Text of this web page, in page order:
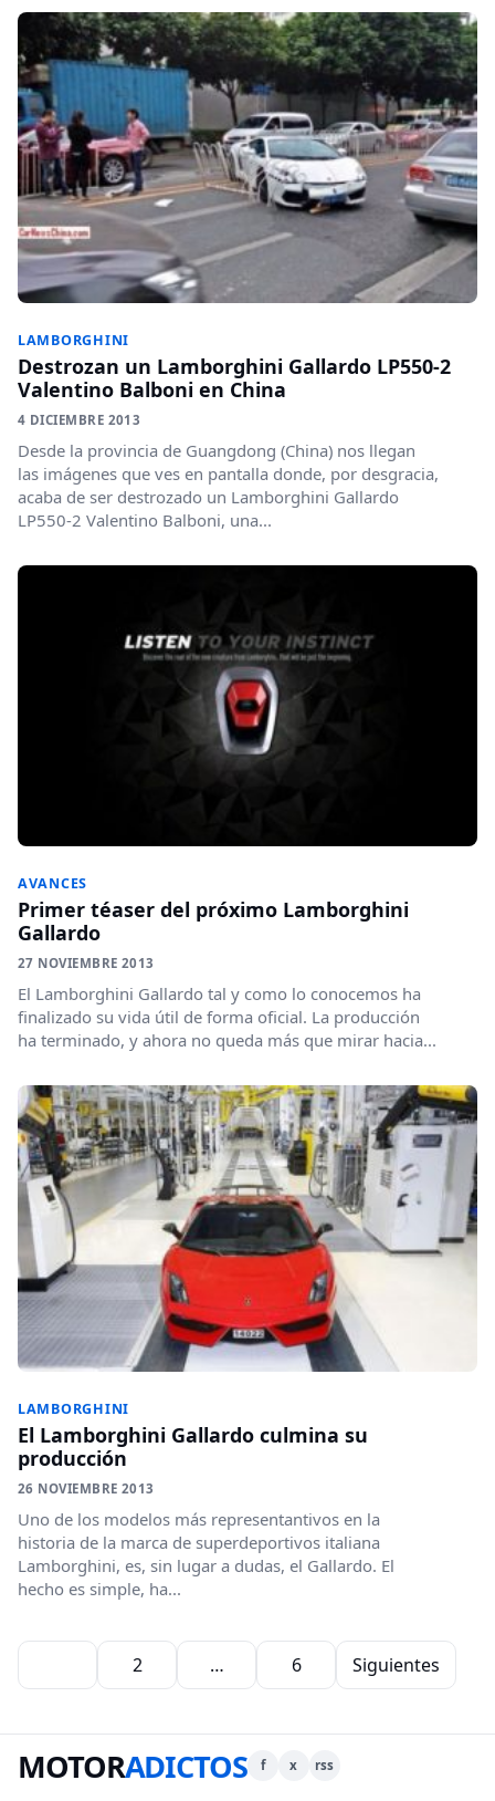
LAMBORGHINI
Destrozan un Lamborghini Gallardo LP550-2
Valentino Balboni en China
4 DICIEMBRE 2013
Desde la provincia de Guangdong (China) nos llegan
las imágenes que ves en pantalla donde, por desgracia,
acaba de ser destrozado un Lamborghini Gallardo
LP550-2 Valentino Balboni, una...
AVANCES
Primer téaser del próximo Lamborghini
Gallardo
27 NOVIEMBRE 2013
El Lamborghini Gallardo tal y como lo conocemos ha
finalizado su vida útil de forma oficial. La producción
ha terminado, y ahora no queda más que mirar hacia...
LAMBORGHINI
El Lamborghini Gallardo culmina su
producción
26 NOVIEMBRE 2013
Uno de los modelos más representantivos en la
historia de la marca de superdeportivos italiana
Lamborghini, es, sin lugar a dudas, el Gallardo. El
hecho es simple, ha...
Paginación de entradas
2 … 6 Siguientes
MOTORADICTOS f x rss